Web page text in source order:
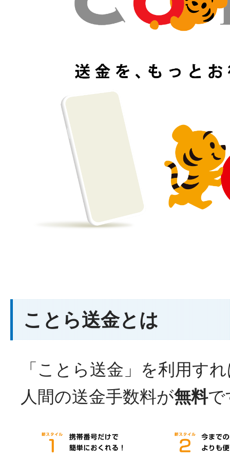
ことら送金とは
「ことら送金」を利用す
人間の送金手数料が無料で